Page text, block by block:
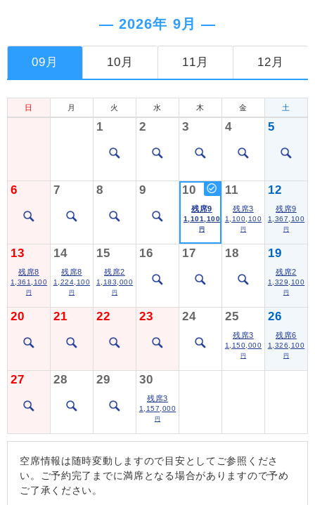
― 2026年 9月 ―
09月 10月 11月 12月
日 月 火 水 木 金 土
1 2 3 4 5
6 7 8 9 10
残席9
1,101,100
円
11
残席3
1,100,100
円
12
残席9
1,367,100
円
13
残席8
1,361,100
円
14
残席8
1,224,100
円
15
残席2
1,183,000
円
16 17 18 19
残席2
1,329,100
円
20 21 22 23 24 25
残席3
1,150,000
円
26
残席6
1,326,100
円
27 28 29 30
残席3
1,157,000
円
空席情報は随時変動しますので目安としてご参照くださ
い。ご予約完了までに満席となる場合がありますので予め
ご了承ください。